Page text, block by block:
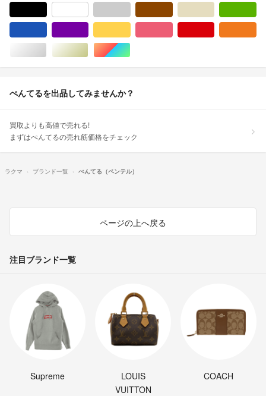
シルバー/銀色系ゴールド/金色系マルチカラー
ぺんてるを出品してみませんか？
買取よりも高値で売れる!
まずはぺんてるの売れ筋価格をチェック
ラクマ ブランド一覧 ぺんてる（ペンテル）
ページの上へ戻る
注目ブランド一覧
Supreme
LOUIS
VUITTON
COACH